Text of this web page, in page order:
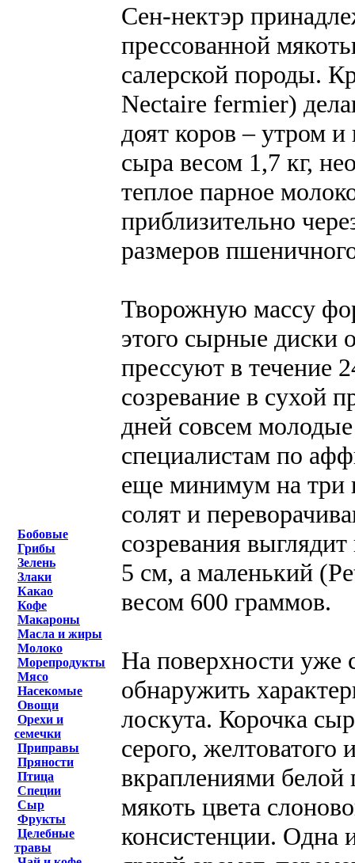
Бобовые
Грибы
Зелень
Злаки
Какао
Кофе
Макароны
Масла и жиры
Молоко
Морепродукты
Мясо
Насекомые
Овощи
Орехи и
семечки
Приправы
Пряности
Птица
Специи
Сыр
Фрукты
Целебные
травы
Сен-нектэр
прессованной
салерской породы.
Nectaire fermier)
доят коров – утром
сыра весом 1,7 кг,
теплое парное
приблизительно
размеров
Творожную массу
этого сырные диски
прессуют в течение
созревание в сухой
дней совсем
специалистам по
еще минимум на три
солят и
созревания
5 см, а маленький
весом 600 граммов.
На поверхности уже
обнаружить
лоскута. Корочка
серого, желтоватого
вкраплениями белой
мякоть цвета
консистенции. Одна